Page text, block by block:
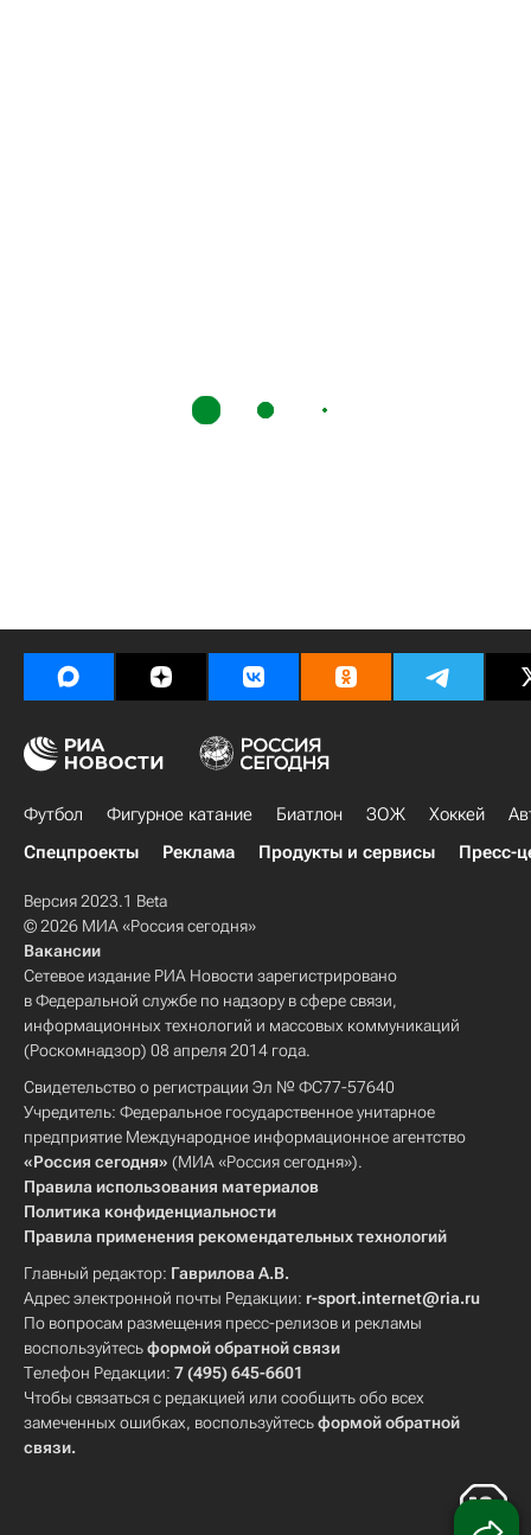
Футбол Фигурное катание Биатлон ЗОЖ Хоккей
Спецпроекты
Реклама Продукты и сервисы Пресс-
Версия 2023.1 Beta
© 2026 МИА «Россия сегодня»
Вакансии
Сетевое издание РИА Новости зарегистрировано
в Федеральной службе по надзору в сфере связи,
информационных технологий и массовых коммуникаций
(Роскомнадзор) 08 апреля 2014 года.
Свидетельство о регистрации Эл № ФС77-57640
Учредитель: Федеральное государственное унитарное
предприятие Международное информационное агентство
«Россия сегодня» (МИА «Россия сегодня»).
Правила использования материалов
Политика конфиденциальности
Правила применения рекомендательных технологий
Главный редактор: Гаврилова А.В.
Адрес электронной почты Редакции: r-sport.internet@ria.ru
По вопросам размещения пресс-релизов и рекламы
воспользуйтесьформой обратной связи
Телефон Редакции: 7 (495) 645-6601
Чтобы связаться с редакцией или сообщить обо всех
замеченных ошибках, воспользуйтесьформой обратной
связи.